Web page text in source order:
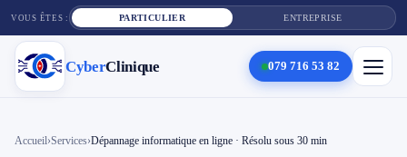
VOUS ÊTES : PARTICULIER ENTREPRISE
CyberClinique 079 716 53 82
Cyber Clinique ×
Accueil›Services›Dépannage informatique en ligne · Résolu sous 30 min